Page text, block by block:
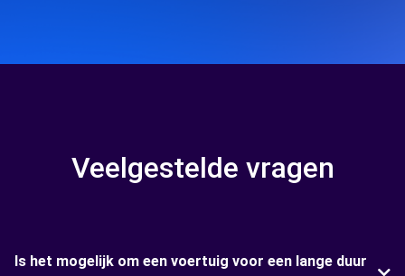
Veelgestelde vragen
Is het mogelijk om een voertuig voor een lange duur